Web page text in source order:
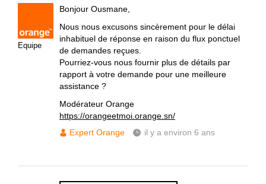
Equipe
Bonjour Ousmane,
Nous nous excusons sincèrement pour le délai
inhabituel de réponse en raison du flux ponctuel
de demandes reçues.
Pourriez-vous nous fournir plus de détails par
rapport à votre demande pour une meilleure
assistance ?
Modérateur Orange
https://orangeetmoi.orange.sn/
Expert Orange
il y a environ 6 ans